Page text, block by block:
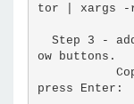
tor | xargs -r
Step 3 - add
ow buttons.
Copy
press Enter: